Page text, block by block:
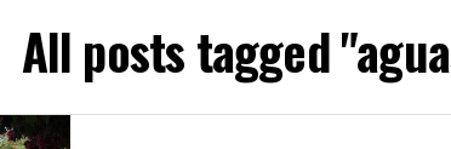
All posts tagged